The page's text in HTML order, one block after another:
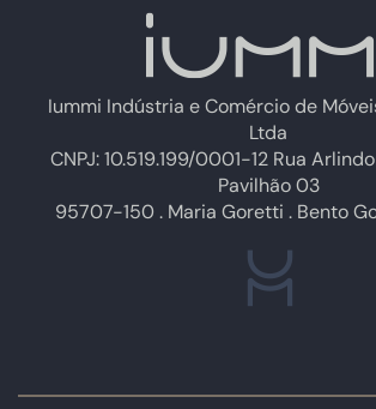
Iummi Indústria e Comércio de
Ltda
CNPJ: 10.519.199/0001-12 Rua
Pavilhão 03
95707-150 . Maria Goretti . Bento